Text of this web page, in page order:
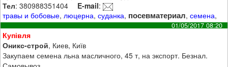
Тел: 380988351404 E-mail:
травы и бобовые,люцерна,суданка, посевматериал,семена,
01/05/2017 08:20
Купівля
Оникс-строй, Киев, Київ
Закупаем семена льна масличного, 45 т, на экспорт. Безнал.